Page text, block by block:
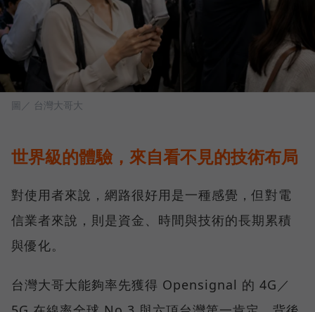
圖／ 台灣大哥大
世界級的體驗，來自看不見的技術布局
對使用者來說，網路很好用是一種感覺，但對電
信業者來說，則是資金、時間與技術的長期累積
與優化。
台灣大哥大能夠率先獲得 Opensignal 的 4G／